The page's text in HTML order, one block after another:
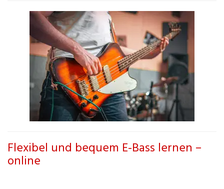
Flexibel und bequem E-Bass lernen –
online